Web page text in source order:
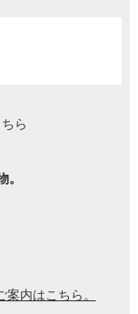
ら
内はこちら。